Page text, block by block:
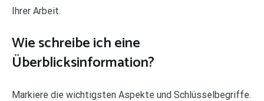
Ihrer Arbeit.
Wie schreibe ich eine
Überblicksinformation?
Markiere die wichtigsten Aspekte und Schlüsselbegriffe.